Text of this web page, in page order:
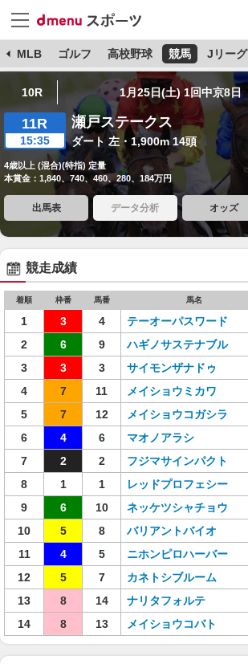
MLB ゴルフ 高校野球 競馬 Jリーグ
10R 1月25日(土) 1回中京8日
11R
15:35
瀬戸ステークス
ダート 左・1,900m 14頭
4歳以上 (混合)(特指) 定量
本賞金：1,840、740、460、280、184万円
出馬表 データ分析 オッズ
競走成績
着順 枠番 馬番 馬名
1 3 4 テーオーパスワード
2
6 9 ハギノサステナブル
3
3 3 サイモンザナドゥ
4
7 11 メイショウミカワ
5
7 12 メイショウコガシラ
6
4 6 マオノアラシ
7
2 2 フジマサインパクト
8
1 1 レッドプロフェシー
9
6 10 ネッケツシャチョウ
10
5 8 バリアントバイオ
11
4 5 ニホンピロハーバー
12
5 7 カネトシブルーム
13
8 14 ナリタフォルテ
14
8 13 メイショウコバト